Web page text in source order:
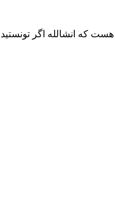
که انشالله اگر